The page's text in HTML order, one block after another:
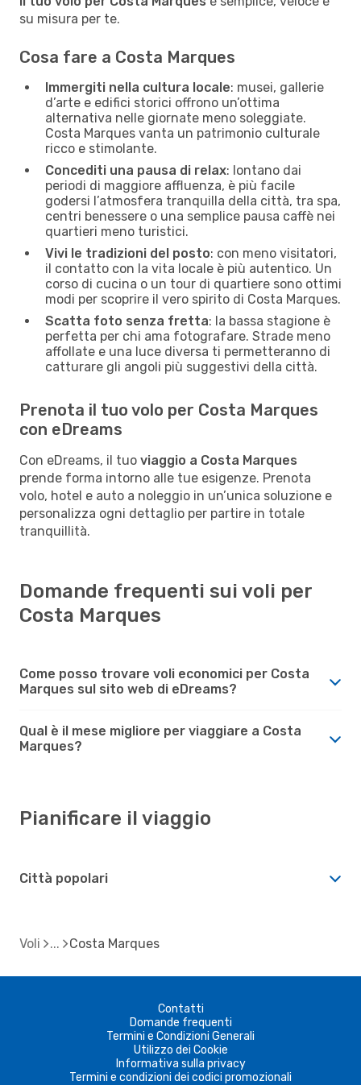
su misura per te.
Cosa fare a Costa Marques
Immergiti nella cultura locale: musei, gallerie
d’arte e edifici storici offrono un’ottima
alternativa nelle giornate meno soleggiate.
Costa Marques vanta un patrimonio culturale
ricco e stimolante.
Concediti una pausa di relax: lontano dai
periodi di maggiore affluenza, è più facile
godersi l’atmosfera tranquilla della città, tra spa,
centri benessere o una semplice pausa caffè nei
quartieri meno turistici.
Vivi le tradizioni del posto: con meno visitatori,
il contatto con la vita locale è più autentico. Un
corso di cucina o un tour di quartiere sono ottimi
modi per scoprire il vero spirito di Costa Marques.
Scatta foto senza fretta: la bassa stagione è
perfetta per chi ama fotografare. Strade meno
affollate e una luce diversa ti permetteranno di
catturare gli angoli più suggestivi della città.
Prenota il tuo volo per Costa Marques
con eDreams
Con eDreams, il tuo viaggio a Costa Marques
prende forma intorno alle tue esigenze. Prenota
volo, hotel e auto a noleggio in un’unica soluzione e
personalizza ogni dettaglio per partire in totale
tranquillità.
Domande frequenti sui voli per
Costa Marques
Come posso trovare voli economici per Costa
Marques sul sito web di eDreams?
Qual è il mese migliore per viaggiare a Costa
Marques?
Pianificare il viaggio
Città popolari
Voli Costa Marques
Contatti
Domande frequenti
Termini e Condizioni Generali
Utilizzo dei Cookie
Informativa sulla privacy
Termini e condizioni dei codici promozionali